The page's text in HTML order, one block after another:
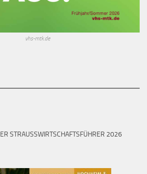
vhs-mtk.de
STRAUSSWIRTSCHAFTSFÜHRER 2026